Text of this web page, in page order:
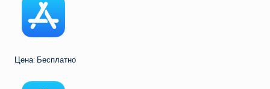
Цена: Бесплатно